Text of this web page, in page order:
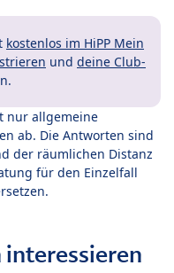
kostenlos im HiPP Mein
und deine Club-
nur allgemeine
ab. Die Antworten sind
der räumlichen Distanz
für den Einzelfall
interessieren